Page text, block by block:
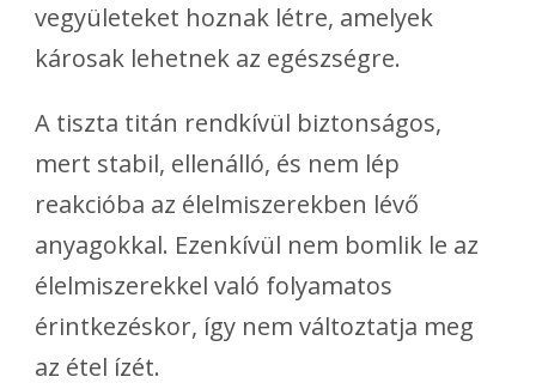
vegyületeket hoznak létre, amelyek
károsak lehetnek az egészségre.
A tiszta titán rendkívül biztonságos,
mert stabil, ellenálló, és nem lép
reakcióba az élelmiszerekben lévő
anyagokkal. Ezenkívül nem bomlik le az
élelmiszerekkel való folyamatos
érintkezéskor, így nem változtatja meg
az étel ízét.